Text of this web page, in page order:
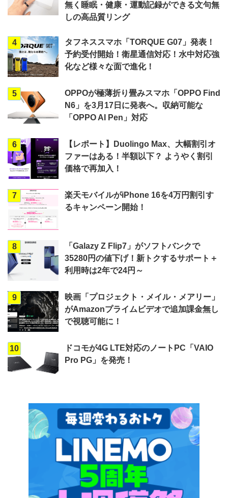
無く睡眠・健康・運動記録ができる文句無
しの高品質リング
4
タフネススマホ「TORQUE G07」発表！
予約受付開始！衛星通信対応！水中対応強
化など様々な面で進化！
5
OPPOが極薄折り畳みスマホ「OPPO Find
N6」を3月17日に発表へ。収納可能な
「OPPO AI Pen」対応
6
【レポート】Duolingo Max、大幅割引オ
ファーはある！半額以下？ ようやく割引
価格で再加入！
7
楽天モバイルがiPhone 16を4万円割引す
るキャンペーン開始！
8
「Galazy Z Flip7」がソフトバンクで
35280円の値下げ！新トクするサポート＋
利用時は2年で24円～
9
映画「プロジェクト・メイル・メアリー」
がAmazonプライムビデオで追加課金無し
で視聴可能に！
10
ドコモが4G LTE対応のノートPC「VAIO
Pro PG」を発売！